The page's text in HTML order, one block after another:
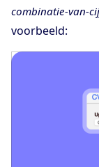
combinatie-van-
voorbeeld: